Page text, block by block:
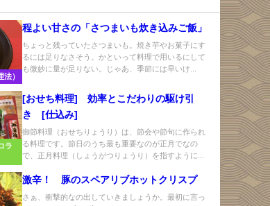
）
程よい甘さの「さつまいも炊き込みご飯」
ちょっと残っていたさつまいも。焼き芋やお菓子にす
るには足りなさそう。かといって料理で用いるにして
も微妙に量が足りない。じゃあ、季節には早いけ...
ラ
[おせち料理] 効率とこだわりの駆け引
き [仕込み]
御節料理（おせちりょうり）は、節会や節句に作られ
る料理です。節日のうち最も重要なのが正月でなの
で、正月料理（しょうがつりょうり）を指すように...
激辛！ 豚のスペアリブホットクリスプ
さぁ、衝撃的なの出していきましょうか。最初に言っ